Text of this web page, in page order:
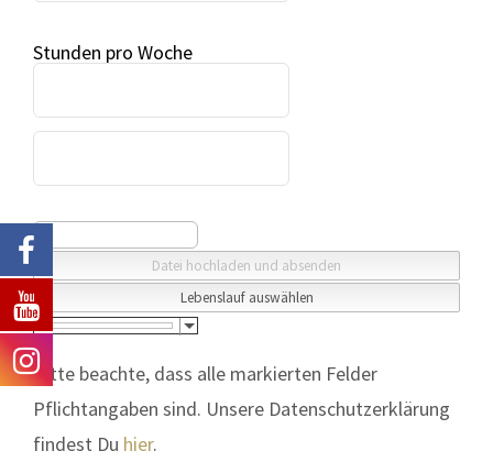
Stunden pro Woche
Bitte beachte, dass alle markierten Felder
Pflichtangaben sind. Unsere Datenschutzerklärung
findest Du hier.